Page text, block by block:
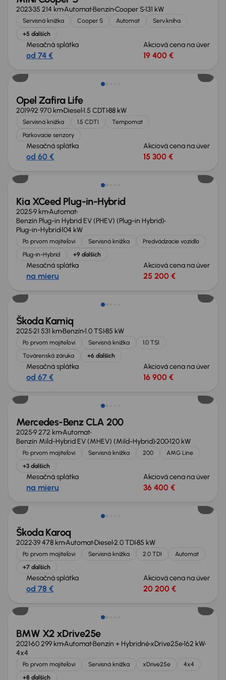
202335 214 kmAutomatBenzínCooper S131 kW
Servisná knižka Cooper S Automat
Serv.kniha
+5 ďalších
Mesačná splátka
od 74 €
Akciová cena na úver
19 400 €
Opel Zafira Life
201992 970 kmDiesel1.5 CDTI88 kW
Servisná knižka 1.5 CDTI
Tempomat
Parkovacie senzory
Mesačná splátka
od 60 €
Akciová cena na úver
15 300 €
Zlacnené o 2 000 €
Kia XCeed Plug-in-Hybrid
20259 kmAutomat
Benzín Plug-in Hybrid EV (PHEV) (Plug-in Hybrid)
Plug-in-Hybrid104 kW
Po prvom majiteľovi Servisná knižka
Predvádzacie vozidlo
Plug-in-Hybrid
+9 ďalších
Mesačná splátka
na mieru
Akciová cena na úver
25 200 €
Zlacnené o 900 €
Škoda Kamiq
202521 531 kmBenzín1.0 TSI85 kW
Po prvom majiteľovi Servisná knižka
1.0 TSI
Továrenská záruka
+6 ďalších
Mesačná splátka
od 67 €
Akciová cena na úver
16 900 €
Zlacnené o 2 900 €
Mercedes-Benz CLA 200
20259 272 kmAutomat
Benzín Mild-Hybrid EV (MHEV) (Mild-Hybrid)200120 kW
Po prvom majiteľovi Servisná knižka 200
AMG Line
+3 ďalších
Mesačná splátka
na mieru
Akciová cena na úver
36 400 €
Zlacnené o 1 600 €
Škoda Karoq
202239 478 kmAutomatDiesel2.0 TDI85 kW
Po prvom majiteľovi Servisná knižka 2.0 TDI
Automat
+7 ďalších
Mesačná splátka
od 78 €
Akciová cena na úver
20 200 €
BMW X2 xDrive25e
202160 299 kmAutomatBenzín + HybridnéxDrive25e162 kW
4x4
Po prvom majiteľovi Servisná knižka xDrive25e
4x4
+8 ďalších